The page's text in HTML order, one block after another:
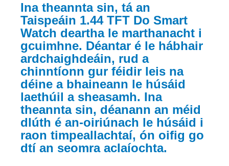
Ina theannta sin, tá an
Taispeáin 1.44 TFT Do Smart
Watch deartha le marthanacht i
gcuimhne. Déantar é le hábhair
ardchaighdeáin, rud a
chinntíonn gur féidir leis na
déine a bhaineann le húsáid
laethúil a sheasamh. Ina
theannta sin, déanann an méid
dlúth é an-oiriúnach le húsáid i
raon timpeallachtaí, ón oifig go
dtí an seomra aclaíochta.